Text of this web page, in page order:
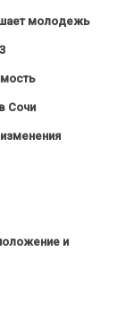
молодежь
Сочи
и